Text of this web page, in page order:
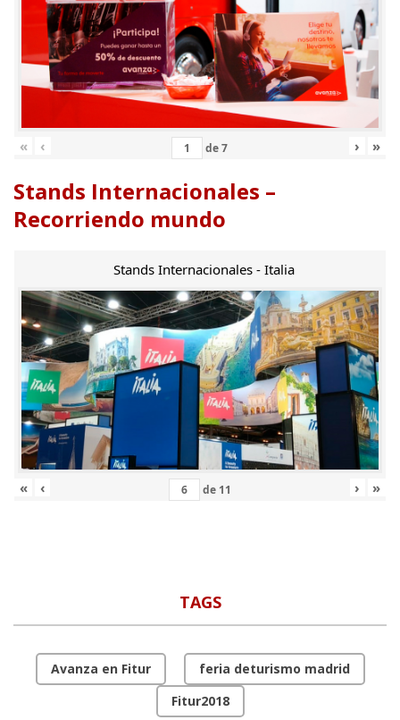
« ‹ de7 › »
Stands Internacionales –
Recorriendo mundo
Stands Internacionales - Italia
« ‹ de 11 › »
TAGS
Avanza en Fitur
feria deturismo madrid
Fitur2018